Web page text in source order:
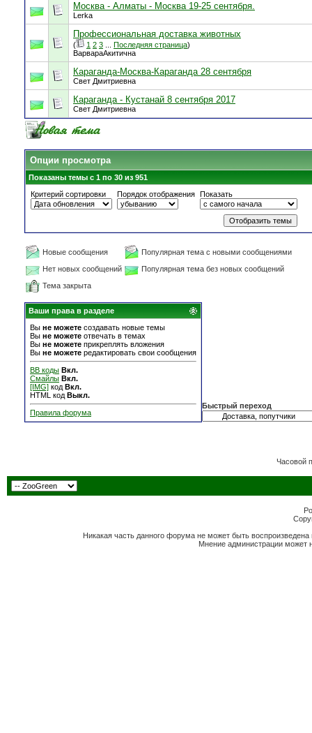
Москва - Алматы - Москва 19-25 сентября.
Lerka
Профессиональная доставка животных
( 1 2 3 Последняя страница)
ВарвараАкитична
Караганда-Москва-Караганда 28 сентября
Свет Дмитриевна
Караганда - Кустанай 8 сентября 2017
Свет Дмитриевна
Опции просмотра
Показаны темы с 1 по 30 из 951
Критерий сортировки
Порядок отображения Показать
Новые сообщения
Популярная тема с новыми сообщениями
Нет новых сообщений
Популярная тема без новых сообщений
Тема закрыта
Ваши права в разделе
Вы не можете создавать новые темы
Вы не можете отвечать в темах
Вы не можете прикреплять вложения
Вы не можете редактировать свои сообщения
BB коды Вкл.
Смайлы Вкл.
[IMG] код Вкл.
HTML код Выкл.
Правила форума
Быстрый переход
Часовой
Никакая часть данного форума не может быть
Мнение администрации может